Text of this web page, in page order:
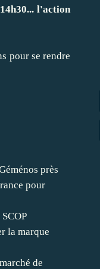
l'action
pour se rendre
près
pour
la marque
de